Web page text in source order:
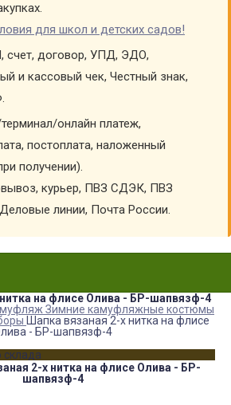
для школ и детских садов!
счет, договор, УПД, ЭДО,
и кассовый чек, Честный знак,
онлайн платеж,
постоплата, наложенный
получении).
курьер, ПВЗ СДЭК, ПВЗ
линии, Почта России.
на флисе Олива - БР-шапвязф-4
Зимние камуфляжные костюмы
Шапка вязаная 2-х нитка на флисе
- БР-шапвязф-4
склада
2-х нитка на флисе Олива - БР-
шапвязф-4